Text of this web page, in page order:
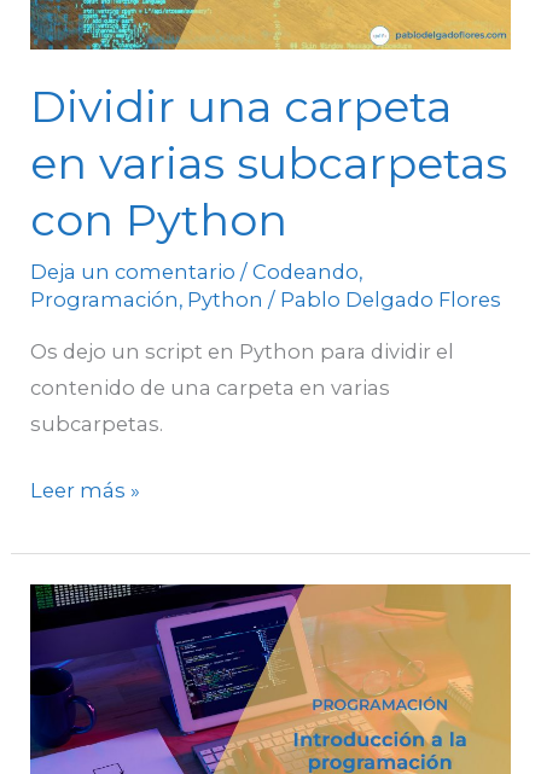
Dividir una carpeta
en varias subcarpetas
con Python
Deja un comentario /Codeando,
Programación, Python / Pablo Delgado Flores
Os dejo un script en Python para dividir el
contenido de una carpeta en varias
subcarpetas.
con
Python
Leer más »
Introducción
a
la
programación